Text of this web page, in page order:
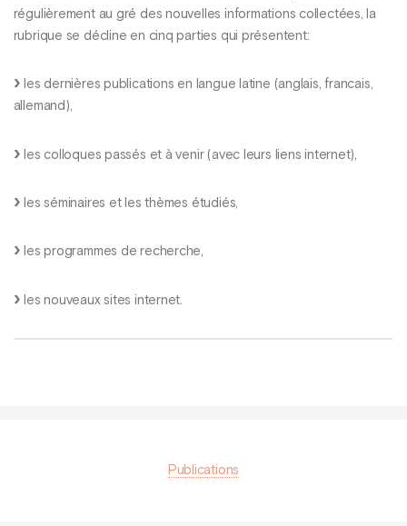
régulièrement au gré des nouvelles informations collectées, la
rubrique se décline en cinq parties qui présentent:
les dernières publications en langue latine (anglais, francais,
allemand),
les colloques passés et à venir (avec leurs liens internet),
les séminaires et les thèmes étudiés,
les programmes de recherche,
les nouveaux sites internet.
Publications